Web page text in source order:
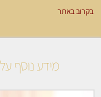
בקרוב באתר
מידע נוסף